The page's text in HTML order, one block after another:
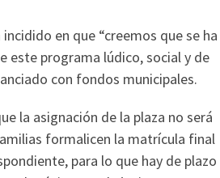
en que “creemos que se ha
este programa lúdico, social y de
con fondos municipales.
la asignación de la plaza no será
formalicen la matrícula final
para lo que hay de plazo